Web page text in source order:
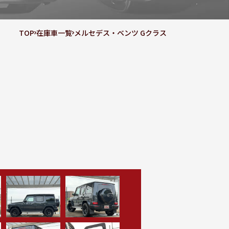
TOP 在庫車一覧 メルセデス・ベンツ Gクラス